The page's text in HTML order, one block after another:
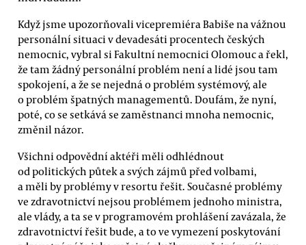
Když jsme upozorňovali vicepremiéra Babiše na vážnou
personální situaci v devadesáti procentech českých
nemocnic, vybral si Fakultní nemocnici Olomouc a řekl,
že tam žádný personální problém není a lidé jsou tam
spokojení, a že se nejedná o problém systémový, ale
o problém špatných managementů. Doufám, že nyní,
poté, co se setkává se zaměstnanci mnoha nemocnic,
změnil názor.
Všichni odpovědní aktéři měli odhlédnout
od politických půtek a svých zájmů před volbami,
a měli by problémy v resortu řešit. Současné problémy
ve zdravotnictví nejsou problémem jednoho ministra,
ale vlády, a ta se v programovém prohlášení zavázala, že
zdravotnictví řešit bude, a to ve vymezení poskytování